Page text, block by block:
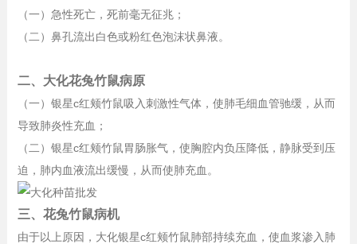
（一）急性死亡，死前毫无征兆；
（二）鼻孔流出白色或粉红色泡沫状鼻液。
二、大化花兔竹鼠病原
（一）银星c红颊竹鼠吸入刺激性气体，使肺毛细血管驰缓，从而
导致肺炎性充血；
（二）银星c红颊竹鼠胃肠胀气，使胸腔内负压降低，静脉受到压
迫，肺内血液流出缓慢，从而使肺充血。
三、花兔竹鼠病机
由于以上原因，大化银星c红颊竹鼠肺部持续充血，使血浆渗入肺